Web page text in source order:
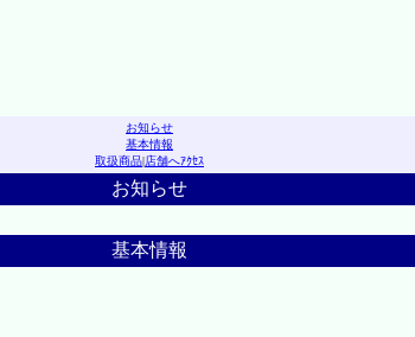
お知らせ
基本情報
取扱商品|店舗へｱｸｾｽ
お知らせ
基本情報